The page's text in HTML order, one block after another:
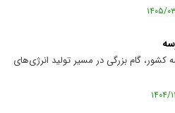
در ۸هزار مدرسه کشور، گام بزرگی در مسیر تولید انرژی‌های